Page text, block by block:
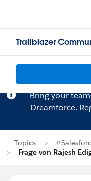
Trailblazer
Bring your
Dreamforce.
Topics
Frage von Rajesh